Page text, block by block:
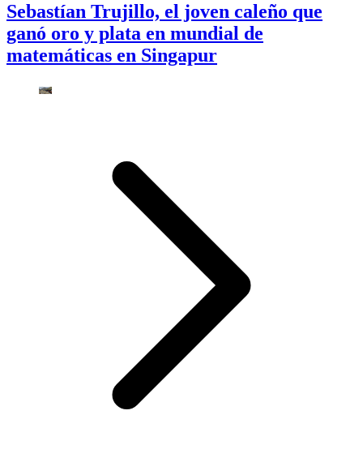
Sebastían Trujillo, el joven caleño que
ganó oro y plata en mundial de
matemáticas en Singapur